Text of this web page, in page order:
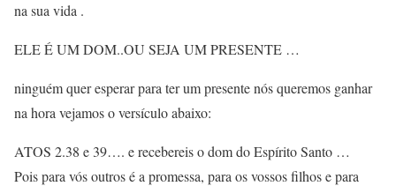
na sua vida .
ELE É UM DOM..OU SEJA UM PRESENTE …
ninguém quer esperar para ter um presente nós queremos ganhar
na hora vejamos o versículo abaixo:
ATOS 2.38 e 39…. e recebereis o dom do Espírito Santo …
Pois para vós outros é a promessa, para os vossos filhos e para